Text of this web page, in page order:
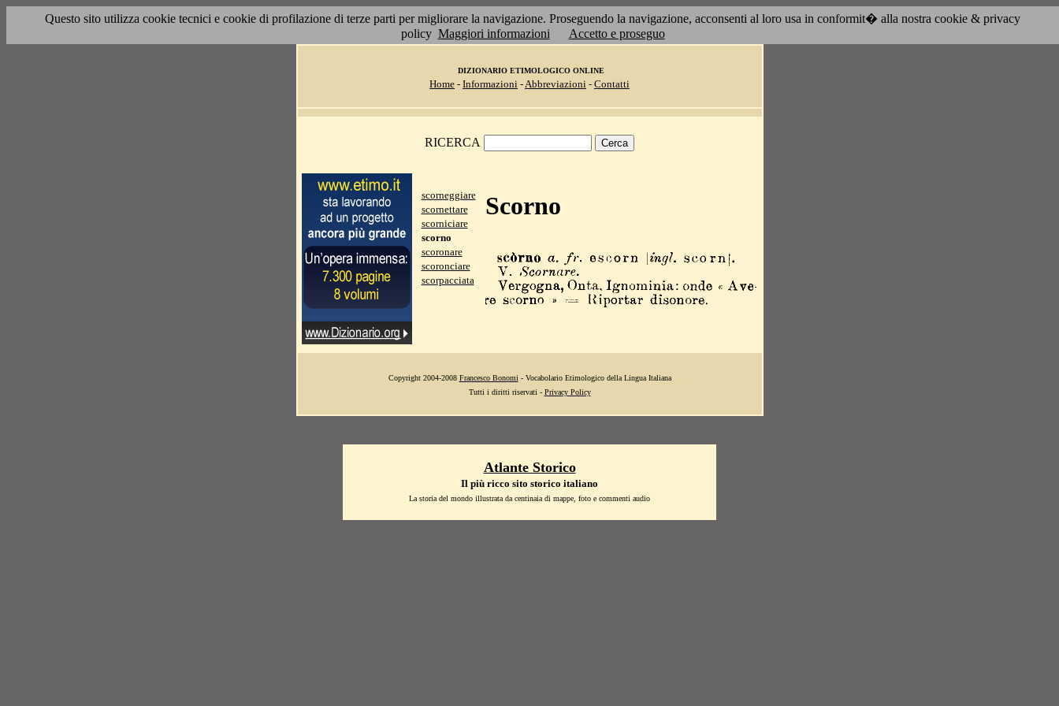
Questo sito utilizza cookie tecnici e cookie di profilazione di terze parti per migliorare la navigazione. Proseguendo la navigazione, acconsenti al loro usa in conformit� alla nostra cookie & privacy
policy Maggiori informazioni Accetto e proseguo
DIZIONARIO ETIMOLOGICO ONLINE
Home - Informazioni -Abbreviazioni - Contatti
RICERCA
scorneggiare
scornettare
scorniciare
scorno
scoronare
scoronciare
scorpacciata
Scorno
Copyright 2004-2008 Francesco Bonomi - Vocabolario Etimologico della Lingua Italiana
Tutti i diritti riservati - Privacy Policy
Atlante Storico
Il più ricco sito storico italiano
La storia del mondo illustrata da centinaia di mappe, foto e commenti audio